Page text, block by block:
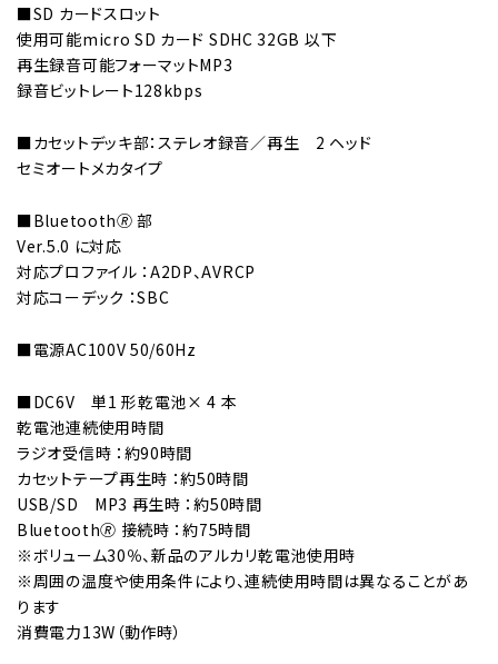
■SD カードスロット
使用可能micro SD カード SDHC 32GB 以下
再生録音可能フォーマットMP3
録音ビットレート128kbps
■カセットデッキ部：ステレオ録音／再生 2 ヘッド
セミオートメカタイプ
■Bluetooth🄬 部
Ver.5.0 に対応
対応プロファイル ：A2DP、AVRCP
対応コーデック ：SBC
■電源AC100V 50/60Hz
■DC6V 単1 形乾電池× 4 本
乾電池連続使用時間
ラジオ受信時 ：約90時間
カセットテープ再生時 ：約50時間
USB/SD MP3 再生時 ：約50時間
Bluetooth🄬 接続時 ：約75時間
※ボリューム30％、新品のアルカリ乾電池使用時
※周囲の温度や使用条件により、連続使用時間は異なることがあ
ります
消費電力13W（動作時）